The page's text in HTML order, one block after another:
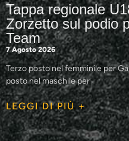
Tappa regionale
Zorzetto sul podio
Team
7 Agosto 2026
Terzo posto nel femminile per
posto nel maschile per
LEGGI DI PIÙ +